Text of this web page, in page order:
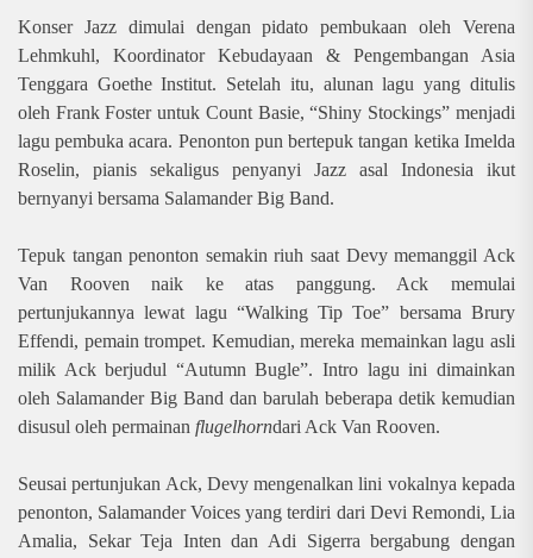
Konser Jazz dimulai dengan pidato pembukaan oleh Verena
Lehmkuhl, Koordinator Kebudayaan & Pengembangan Asia
Tenggara Goethe Institut. Setelah itu, alunan lagu yang ditulis
oleh Frank Foster untuk Count Basie, “Shiny Stockings” menjadi
lagu pembuka acara. Penonton pun bertepuk tangan ketika Imelda
Roselin, pianis sekaligus penyanyi Jazz asal Indonesia ikut
bernyanyi bersama Salamander Big Band.
Tepuk tangan penonton semakin riuh saat Devy memanggil Ack
Van Rooven naik ke atas panggung. Ack memulai
pertunjukannya lewat lagu “Walking Tip Toe” bersama Brury
Effendi, pemain trompet. Kemudian, mereka memainkan lagu asli
milik Ack berjudul “Autumn Bugle”. Intro lagu ini dimainkan
oleh Salamander Big Band dan barulah beberapa detik kemudian
disusul oleh permainan flugelhorndari Ack Van Rooven.
Seusai pertunjukan Ack, Devy mengenalkan lini vokalnya kepada
penonton, Salamander Voices yang terdiri dari Devi Remondi, Lia
Amalia, Sekar Teja Inten dan Adi Sigerra bergabung dengan